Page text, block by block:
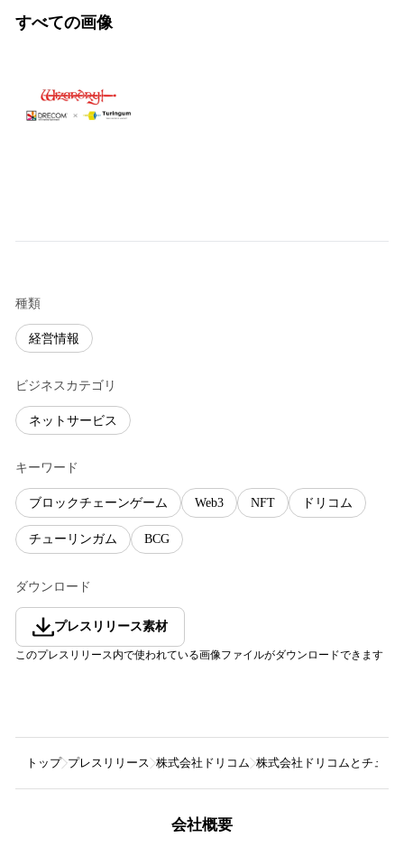
すべての画像
種類
経営情報
ビジネスカテゴリ
ネットサービス
キーワード
ブロックチェーンゲーム Web3 NFT ドリコム
チューリンガム BCG
ダウンロード
プレスリリース素材
このプレスリリース内で使われている画像ファイルがダウンロードできます
トップ プレスリリース 株式会社ドリコム 株式会社ドリコムとチュー
会社概要